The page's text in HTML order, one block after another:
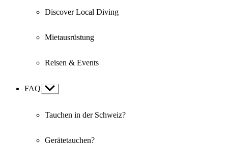
Discover Local Diving
Mietausrüstung
Reisen & Events
FAQ Show
sub
Tauchen in der Schweiz?
Gerätetauchen?